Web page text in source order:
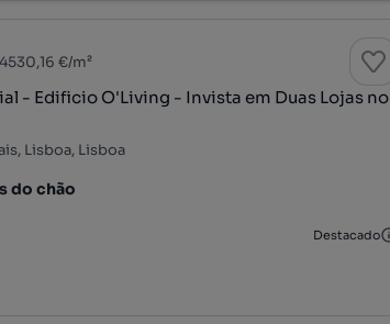
4530,16 €/m²
- Edificio O'Living - Invista em Duas Lojas no
Lisboa, Lisboa
do chão
Destacado